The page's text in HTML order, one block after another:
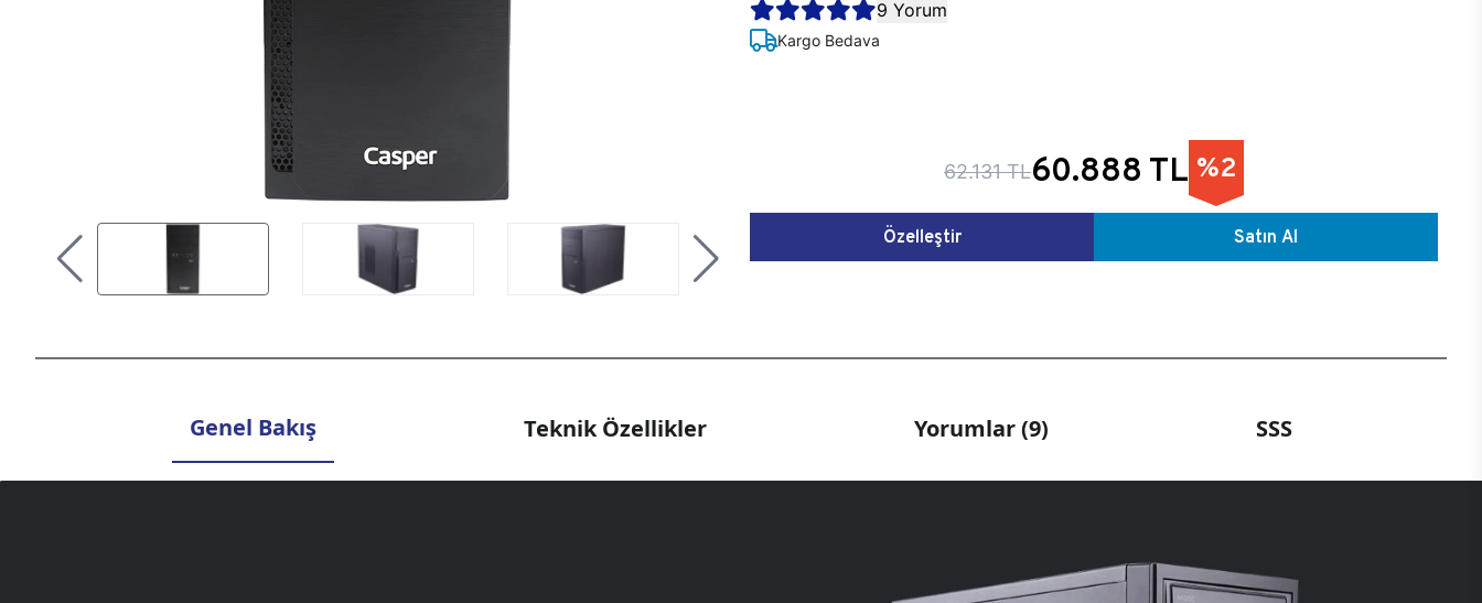
9 Yorum
Kargo Bedava
62.131 TL60.888 TL %2
Özelleştir Satın Al
Genel Bakış Teknik Özellikler Yorumlar (9) SSS